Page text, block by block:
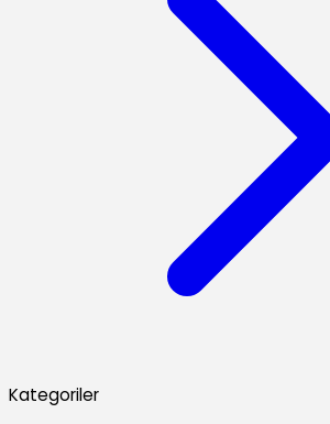
Kategoriler